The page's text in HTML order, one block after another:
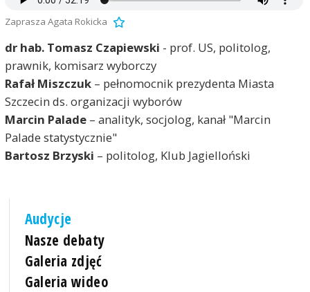
Zaprasza Agata Rokicka
dr hab. Tomasz Czapiewski - prof. US, politolog,
prawnik, komisarz wyborczy
Rafał Miszczuk – pełnomocnik prezydenta Miasta
Szczecin ds. organizacji wyborów
Marcin Palade – analityk, socjolog, kanał "Marcin
Palade statystycznie"
Bartosz Brzyski – politolog, Klub Jagielloński
Audycje
Nasze debaty
Galeria zdjęć
Galeria wideo